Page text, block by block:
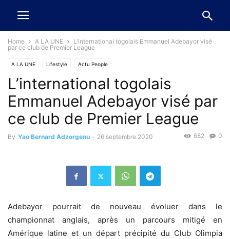
Home A LA UNE
L’international togolais Emmanuel Adebayor visé
par ce club de Premier League
A LA UNE Lifestyle Actu People
L’international togolais
Emmanuel Adebayor visé par
ce club de Premier League
By Yao Bernard Adzorgenu - 26 septembre 2020 0
682
Adebayor pourrait de nouveau évoluer dans le
championnat anglais, après un parcours mitigé en
Amérique latine et un départ précipité du Club Olimpia